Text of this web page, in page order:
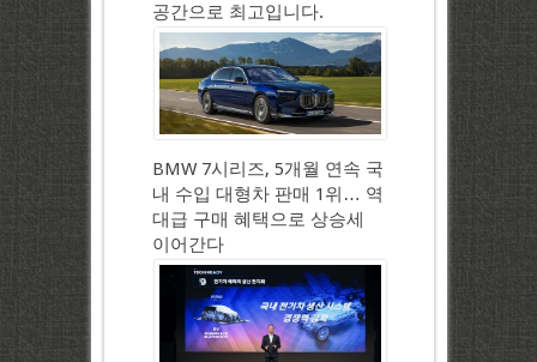
공간으로 최고입니다.
BMW 7시리즈, 5개월 연속 국
내 수입 대형차 판매 1위… 역
대급 구매 혜택으로 상승세
이어간다